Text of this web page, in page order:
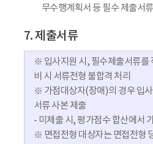
무수행계획서 등 필수 제출서
7. 제출서류
※ 입사지원 시, 필수제출서류를
비 시 서류전형 불합격 처리
※ 가점대상자(장애)의 경우 입
서류 사본 제출
- 미제출 시, 평가점수 합산에서
※ 면접전형 대상자는 면접전형